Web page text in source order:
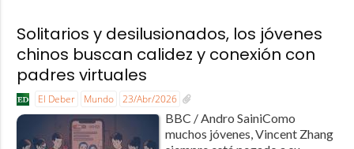
Solitarios y desilusionados, los jóvenes
chinos buscan calidez y conexión con
padres virtuales
El Deber Mundo 23/Abr/2026
BBC / Andro SainiComo
muchos jóvenes, Vincent Zhang